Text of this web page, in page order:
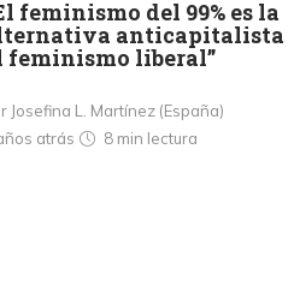
feminismo del 99% es la
anticapitalista
feminismo liberal”
Josefina L. Martínez (España)
atrás
8 min lectura